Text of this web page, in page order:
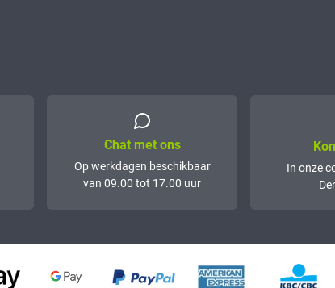
Chat met ons
Op werkdagen beschikbaar
van 09.00 tot 17.00 uur
In onze